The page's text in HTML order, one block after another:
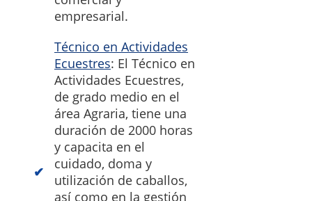
empresarial.
Técnico en Actividades
Ecuestres: El Técnico en
Actividades Ecuestres,
de grado medio en el
área Agraria, tiene una
duración de 2000 horas
y capacita en el
cuidado, doma y
utilización de caballos,
así como en la gestión